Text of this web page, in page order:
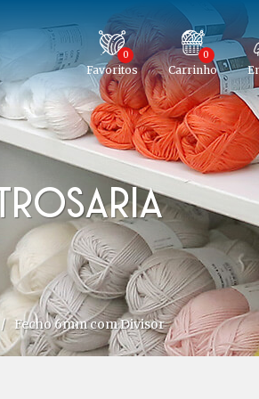
Favoritos
0
Carrinho
0
/ Fecho 6mm com Divisor